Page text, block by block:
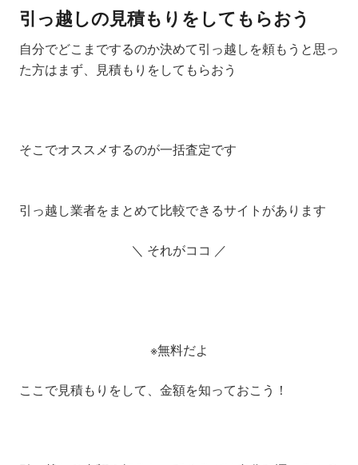
引っ越しの見積もりをしてもらおう
自分でどこまでするのか決めて引っ越しを頼もうと思っ
た方はまず、見積もりをしてもらおう
そこでオススメするのが一括査定です
引っ越し業者をまとめて比較できるサイトがあります
＼ それがココ ／
※無料だよ
ここで見積もりをして、金額を知っておこう！